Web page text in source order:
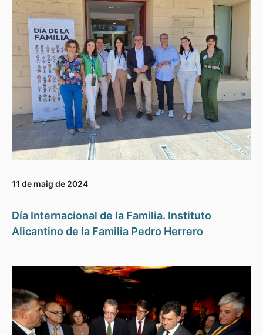
11 de maig de 2024
Día Internacional de la Familia. Instituto
Alicantino de la Familia Pedro Herrero